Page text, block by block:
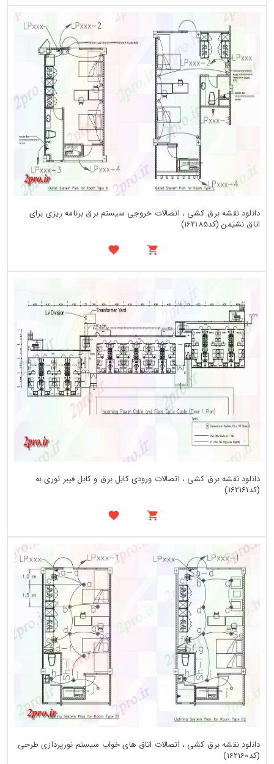
دانلود نقشه برق کشی ، اتصالات خروجی سیستم برق برنامه ریزی برای
اتاق نشیمن (کد162185)
دانلود نقشه برق کشی ، اتصالات ورودی کابل برق و کابل فیبر نوری به
(کد162161)
دانلود نقشه برق کشی ، اتصالات اتاق های خواب سیستم نورپردازی طرحی
(کد162160)